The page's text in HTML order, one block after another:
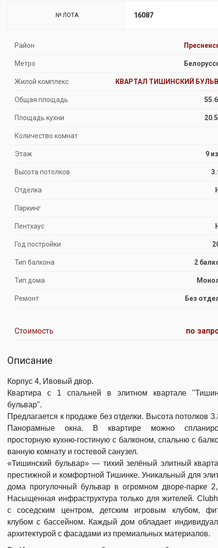
№ ЛОТА 16087
Район
Метро
Жилой комплекс КВАРТАЛ ТИШИНСКИЙ
Общая площадь
Площадь кухни
Количество комнат
Этаж 9
Высота потолков
Отделка
Паркинг
Пентхаус
Год постройки
Тип балкона 2
Тип дома
Ремонт Без
Стоимость по
Описание
Корпус 4, Ивовый двор.
Квартира с 1 спальней в элитном квартале
бульвар".
Предлагается к продаже без отделки. Высота потолков
Панорамные окна. В квартире можно
просторную кухню-гостиную с балконом, спальню с
ванную комнату и гостевой санузел.
«Тишинский бульвар» — тихий зелёный элитный
престижной и комфортной Тишинке. Уникальный для
дома прогулочный бульвар в огромном дворе-парке
Насыщенная инфраструктура только для жителей.
с соседским центром, детским игровым клубом,
клубом с бассейном. Каждый дом обладает
архитектурой с фасадами из премиальных материалов.